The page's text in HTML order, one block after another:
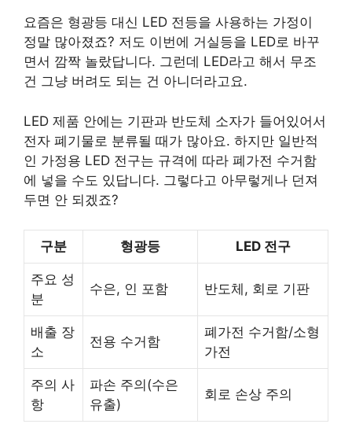
요즘은 형광등 대신 LED 전등을 사용하는 가정이
정말 많아졌죠? 저도 이번에 거실등을 LED로 바꾸
면서 깜짝 놀랐답니다. 그런데 LED라고 해서 무조
건 그냥 버려도 되는 건 아니더라고요.
LED 제품 안에는 기판과 반도체 소자가 들어있어서
전자 폐기물로 분류될 때가 많아요. 하지만 일반적
인 가정용 LED 전구는 규격에 따라 폐가전 수거함
에 넣을 수도 있답니다. 그렇다고 아무렇게나 던져
두면 안 되겠죠?
구분 형광등 LED 전구
주요 성
분
수은, 인 포함 반도체, 회로 기판
배출 장
소
전용 수거함
폐가전 수거함/소형
가전
주의 사
항
파손 주의(수은
유출)
회로 손상 주의